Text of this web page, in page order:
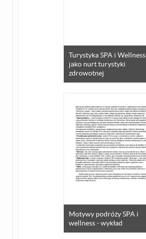
Turystyka SPA i Wellness
jako nurt turystyki
zdrowotnej
Motywy podróży SPA i
wellness - wykład